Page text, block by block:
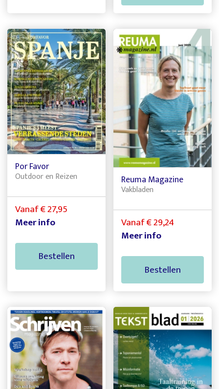
Por Favor
Outdoor en Reizen
Vanaf € 27,95
Meer info
Bestellen
Reuma Magazine
Vakbladen
Vanaf € 29,24
Meer info
Bestellen